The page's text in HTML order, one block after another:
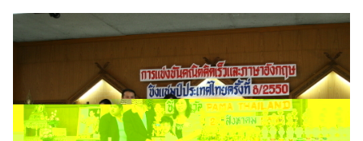
創會理事長王宗忱先生的致詞中揭開序幕。 此次比賽全國各地選手
齊聚一堂，個個摩拳擦掌，準備大展身手、一較高下。這中華民國